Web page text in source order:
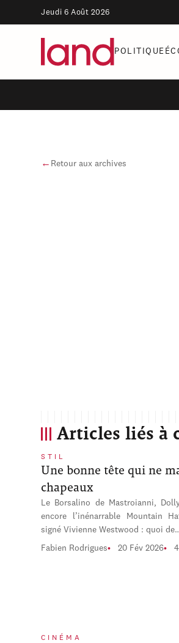
Jeudi 6 Août 2026
POLITIQUE
← Retour aux archives
Articles liés à
STIL
Une bonne tête qui ne
chapeaux
Le Borsalino de Mastroianni,
encore l’inénarrable Mountain
signé Vivienne Westwood : quoi
Fabien Rodrigues 20 Fév 2026
CINÉMA